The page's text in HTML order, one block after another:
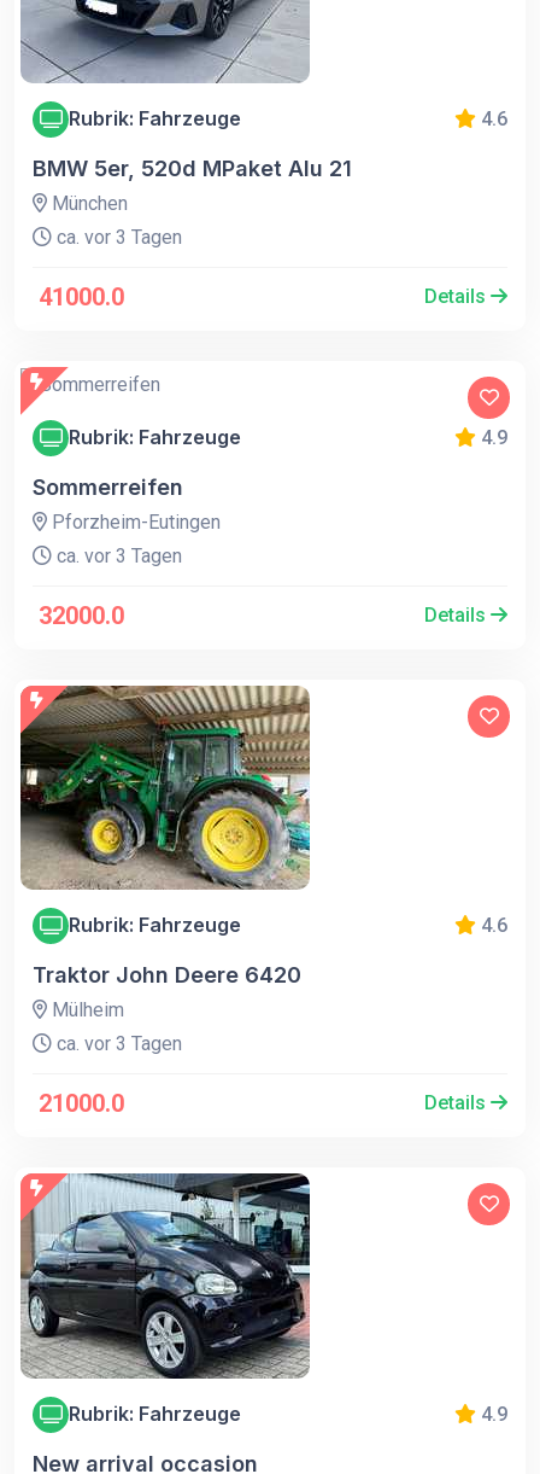
Rubrik: Fahrzeuge 4.6
BMW 5er, 520d MPaket Alu 21
München
ca. vor 3 Tagen
41000.0 Details
Rubrik: Fahrzeuge 4.9
Sommerreifen
Pforzheim-Eutingen
ca. vor 3 Tagen
32000.0 Details
Rubrik: Fahrzeuge 4.6
Traktor John Deere 6420
Mülheim
ca. vor 3 Tagen
21000.0 Details
Rubrik: Fahrzeuge 4.9
New arrival occasion